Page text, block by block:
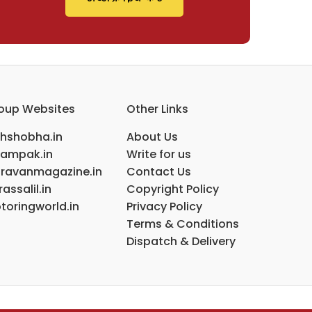
Websites
Other Links
About Us
Write for us
Contact Us
Copyright Policy
Privacy Policy
Terms & Conditions
Dispatch & Delivery